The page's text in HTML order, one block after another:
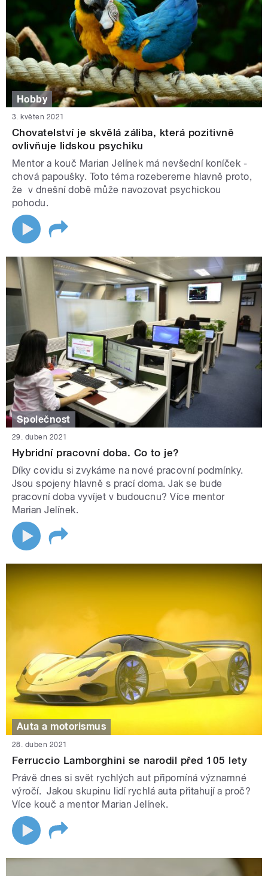
Hobby
3. květen 2021
Chovatelství je skvělá záliba, která pozitivně
ovlivňuje lidskou psychiku
Mentor a kouč Marian Jelínek má nevšední koníček -
chová papoušky. Toto téma rozebereme hlavně proto,
že v dnešní době může navozovat psychickou
pohodu.
Společnost
29. duben 2021
Hybridní pracovní doba. Co to je?
Díky covidu si zvykáme na nové pracovní podmínky.
Jsou spojeny hlavně s prací doma. Jak se bude
pracovní doba vyvíjet v budoucnu? Více mentor
Marian Jelínek.
Auta a motorismus
28. duben 2021
Ferruccio Lamborghini se narodil před 105 lety
Právě dnes si svět rychlých aut připomíná významné
výročí. Jakou skupinu lidí rychlá auta přitahují a proč?
Více kouč a mentor Marian Jelínek.